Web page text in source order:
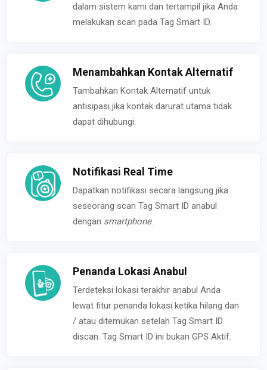
dalam sistem kami dan tertampil jika Anda
melakukan scan pada Tag Smart ID.
Menambahkan Kontak Alternatif
Tambahkan Kontak Alternatif untuk
antisipasi jika kontak darurat utama tidak
dapat dihubungi.
Notifikasi Real Time
Dapatkan notifikasi secara langsung jika
seseorang scan Tag Smart ID anabul
dengan smartphone.
Penanda Lokasi Anabul
Terdeteksi lokasi terakhir anabul Anda
lewat fitur penanda lokasi ketika hilang dan
/ atau ditemukan setelah Tag Smart ID
discan. Tag Smart ID ini bukan GPS Aktif.